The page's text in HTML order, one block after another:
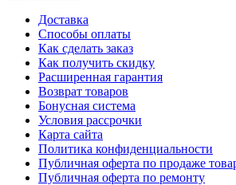
Доставка
Способы оплаты
Как сделать заказ
Как получить скидку
Расширенная гарантия
Возврат товаров
Бонусная система
Условия рассрочки
Карта сайта
Политика конфиденциальности
Публичная оферта по продаже
Публичная оферта по ремонту